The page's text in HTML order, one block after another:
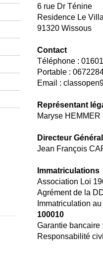
6 rue Dr Ténine
Residence Le
91320 Wissous
Contact
Téléphone :
Portable :
Email :
Représentant
Maryse HEMMER
Directeur Général
Jean François
Immatriculations
Association Loi
Agrément de la
Immatriculation
100010
Garantie bancaire
Responsabilité